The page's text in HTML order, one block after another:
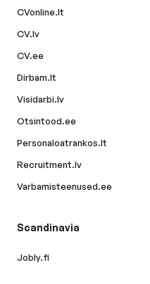
CVonline.lt
CV.lv
CV.ee
Dirbam.lt
Visidarbi.lv
Otsintood.ee
Personaloatrankos.lt
Recruitment.lv
Varbamisteenused.ee
Scandinavia
Jobly.fi